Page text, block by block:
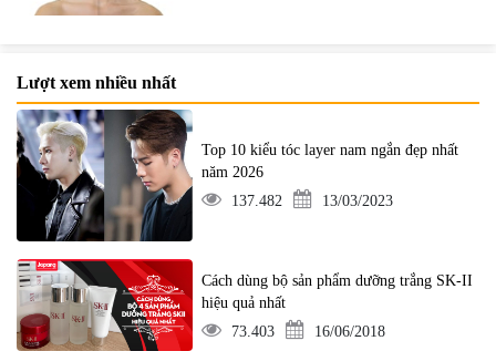
Lượt xem nhiều nhất
Top 10 kiểu tóc layer nam ngắn đẹp nhất
năm 2026
137.482
13/03/2023
Cách dùng bộ sản phẩm dưỡng trắng SK-II
hiệu quả nhất
73.403
16/06/2018